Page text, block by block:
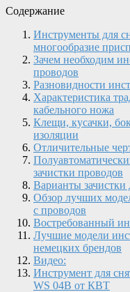
Содержание
Инструменты для
многообразие
Зачем необходим
проводов
Разновидности
Характеристика
кабельного ножа
Клещи, кусачки,
изоляции
Отличительные
зачистки проводов
Варианты зачистки
Обзор лучших
с проводов
Востребованный
Лучшие модели
немецких брендов
Видео:
Инструмент для
WS 04B от КВТ